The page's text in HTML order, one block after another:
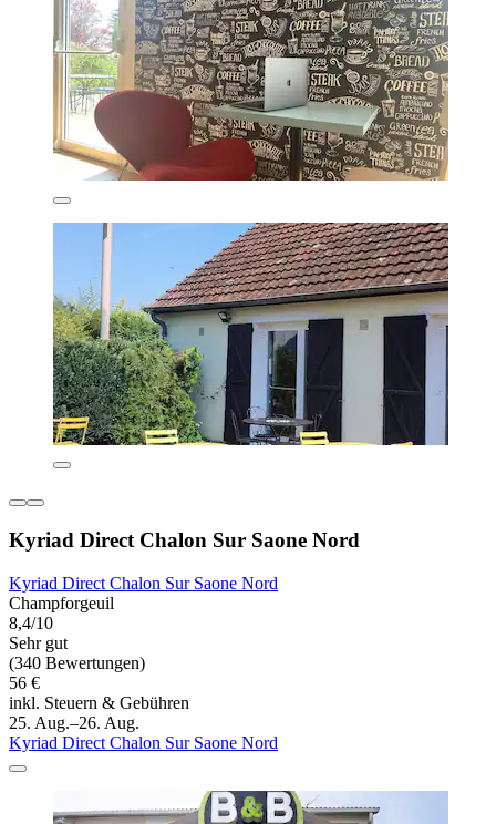
Kyriad Direct Chalon Sur Saone Nord
Kyriad Direct Chalon Sur Saone Nord
Champforgeuil
8,4/10
Sehr gut
(340 Bewertungen)
56 €
inkl. Steuern & Gebühren
25. Aug.–26. Aug.
Kyriad Direct Chalon Sur Saone Nord